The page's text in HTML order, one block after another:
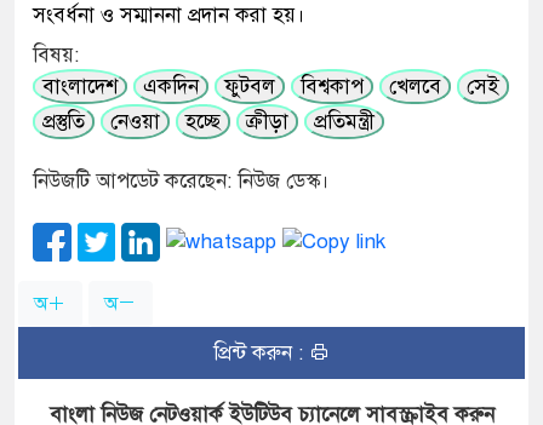
সংবর্ধনা ও সম্মাননা প্রদান করা হয়।
বিষয়:
বাংলাদেশ
একদিন ফুটবল বিশ্বকাপ খেলবে
সেই
প্রস্তুতি
নেওয়া হচ্ছে ক্রীড়া প্রতিমন্ত্রী
নিউজটি আপডেট করেছেন: নিউজ ডেস্ক।
অ অ
প্রিন্ট করুন :
বাংলা নিউজ নেটওয়ার্ক ইউটিউব চ্যানেলে সাবস্ক্রাইব করুন